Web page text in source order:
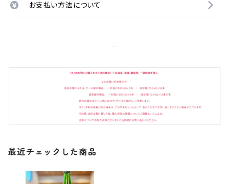
お支払い方法について
最近チェックした商品